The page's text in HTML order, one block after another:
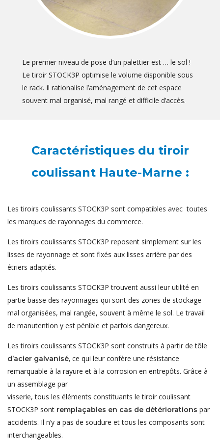
Le premier niveau de pose d’un palettier est … le sol !
Le tiroir STOCK3P optimise le volume disponible sous
le rack. Il rationalise l’aménagement de cet espace
souvent mal organisé, mal rangé et difficile d’accès.
Caractéristiques du tiroir
coulissant Haute-Marne :
Les tiroirs coulissants STOCK3P sont compatibles avec toutes
les marques de rayonnages du commerce.
Les tiroirs coulissants STOCK3P reposent simplement sur les
lisses de rayonnage et sont fixés aux lisses arrière par des
étriers adaptés.
Les tiroirs coulissants STOCK3P trouvent aussi leur utilité en
partie basse des rayonnages qui sont des zones de stockage
mal organisées, mal rangée, souvent à même le sol. Le travail
de manutention y est pénible et parfois dangereux.
Les tiroirs coulissants STOCK3P sont construits à partir de tôle
d’acier galvanisé, ce qui leur confère une résistance
remarquable à la rayure et à la corrosion en entrepôts. Grâce à
un assemblage par
visserie, tous les éléments constituants le tiroir coulissant
STOCK3P sont remplaçables en cas de détériorations par
accidents. Il n’y a pas de soudure et tous les composants sont
interchangeables.